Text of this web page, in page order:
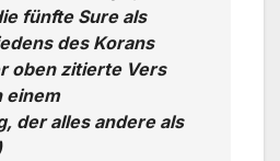
fünfte Sure als
des Korans
oben zitierte Vers
einem
der alles andere als